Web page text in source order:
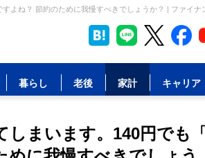
よね？ 節約のために我慢すべきでしょうか？ | ファイナ
暮らし 老後 家計 キャリア
しまいます。140円でも